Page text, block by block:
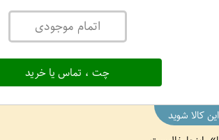
اتمام موجودی
چت ، تماس یا خرید
کالا شوید